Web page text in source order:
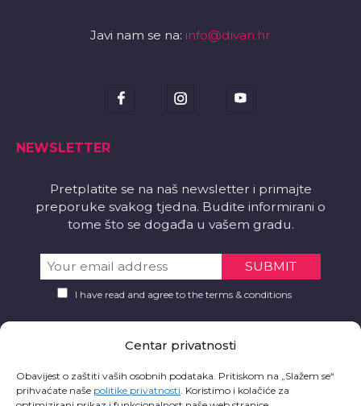
Centar privatnosti
Obavijest o zaštiti vaših osobnih podataka. Pritiskom na „Slažem se“
prihvaćate naše politike privatnosti. Koristimo i kolačiće za
Javi nam se na: info@divan.hr
NEWSLETTER
Pretplatite se na naš newsletter i primajte
preporuke svakog tjedna. Budite informirani o
tome što se događa u vašem gradu.
I have read and agree to the terms & conditions
Želite li aplikaciju?